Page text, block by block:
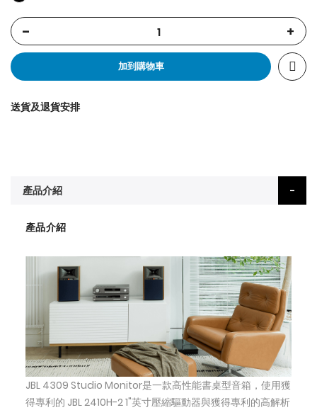
- +
加到購物車
送貨及退貨安排
產品介紹
產品介紹
JBL 4309 Studio Monitor是一款高性能書桌型音箱，使用獲
得專利的 JBL 2410H-2 1"英寸壓縮驅動器與獲得專利的高解析